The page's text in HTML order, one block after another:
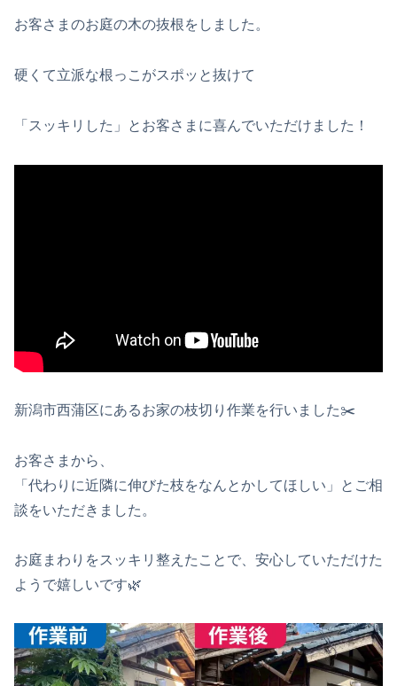
お客さまのお庭の木の抜根をしました。
硬くて立派な根っこがスポッと抜けて
「スッキリした」とお客さまに喜んでいただけました！
新潟市西蒲区にあるお家の枝切り作業を行いました✂️
お客さまから、
「代わりに近隣に伸びた枝をなんとかしてほしい」とご相
談をいただきました。
お庭まわりをスッキリ整えたことで、安心していただけた
ようで嬉しいです🌿